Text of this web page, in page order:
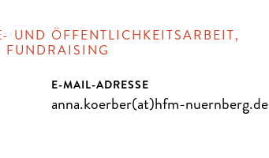
UND ÖFFENTLICHKEITSARBEIT,
FUNDRAISING
E-MAIL-ADRESSE
anna.koerber(at)hfm-nuernberg.de